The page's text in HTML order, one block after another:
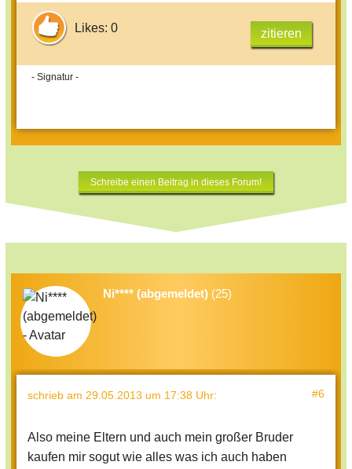
Likes: 0 zitieren
- Signatur -
Schreibe einen Beitrag in dieses Forum!
Ni**** (abgemeldet) (25)
schrieb am 29.05.2013 um 17:38 Uhr: #6
Also meine Eltern und auch mein großer Bruder
kaufen mir sogut wie alles was ich auch haben